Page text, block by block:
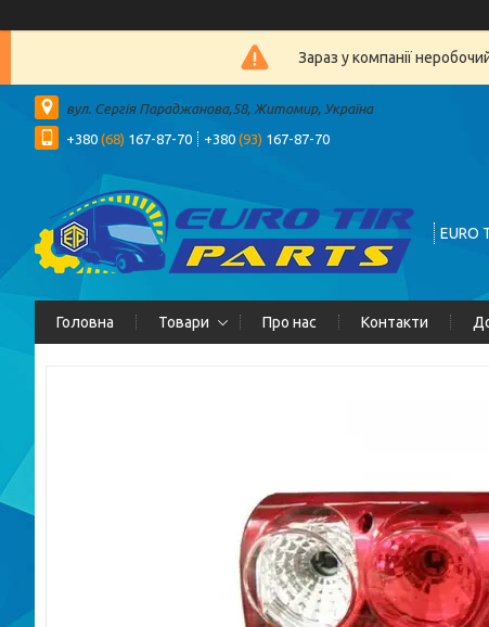
Зараз у компанії
вул. Сергія Параджанова,58, Житомир, Україна
+380 (68) 167-87-70 +380 (93) 167-87-70
EURO
Головна Товари Про нас Контакти